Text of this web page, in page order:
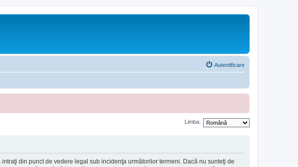
Autentificare
Limba:
intraţi din punct de vedere legal sub incidenţa următorilor termeni. Dacă nu sunteţi de